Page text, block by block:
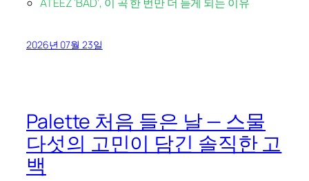
2026년 07월 23일
Palette 처음 들은 날 — 스물
다섯의 고민이 담긴 솔직한 고
백